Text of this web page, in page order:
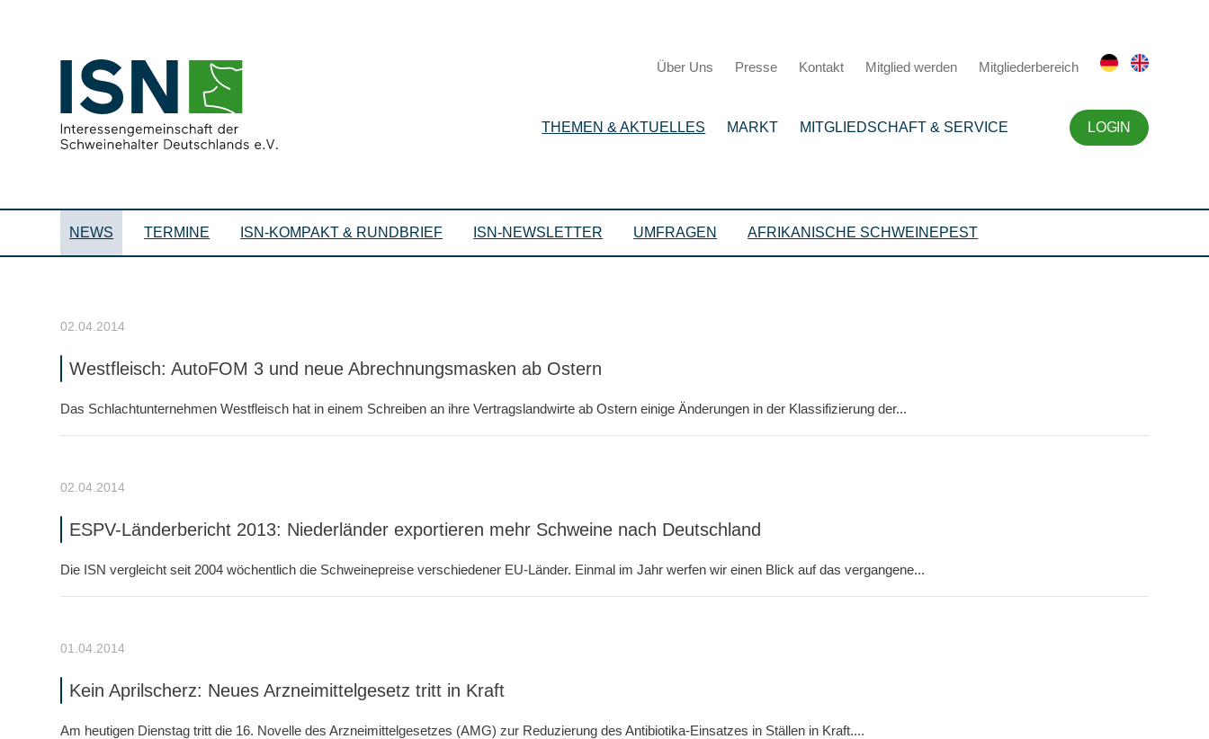
Über Uns Presse Kontakt Mitglied werden Mitgliederbereich
THEMEN & AKTUELLES MARKT MITGLIEDSCHAFT & SERVICE LOGIN
NEWS TERMINE ISN-KOMPAKT & RUNDBRIEF ISN-NEWSLETTER UMFRAGEN AFRIKANISCHE SCHWEINEPEST
02.04.2014
Westfleisch: AutoFOM 3 und neue Abrechnungsmasken ab Ostern
Das Schlachtunternehmen Westfleisch hat in einem Schreiben an ihre Vertragslandwirte ab Ostern einige Änderungen in der Klassifizierung der...
02.04.2014
ESPV-Länderbericht 2013: Niederländer exportieren mehr Schweine nach Deutschland
Die ISN vergleicht seit 2004 wöchentlich die Schweinepreise verschiedener EU-Länder. Einmal im Jahr werfen wir einen Blick auf das vergangene...
01.04.2014
Kein Aprilscherz: Neues Arzneimittelgesetz tritt in Kraft
Am heutigen Dienstag tritt die 16. Novelle des Arzneimittelgesetzes (AMG) zur Reduzierung des Antibiotika-Einsatzes in Ställen in Kraft....